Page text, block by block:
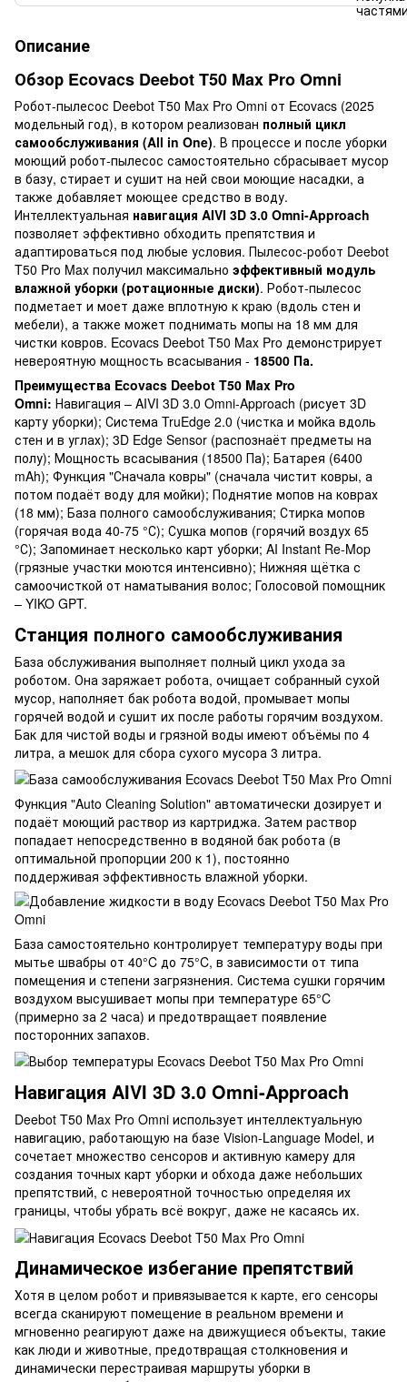
Описание
Обзор Ecovacs Deebot T50 Max Pro Omni
Робот-пылесос Deebot T50 Max Pro Omni от Ecovacs (2025
модельный год), в котором реализован полный цикл
самообслуживания (All in One). В процессе и после уборки
моющий робот-пылесос самостоятельно сбрасывает мусор
в базу, стирает и сушит на ней свои моющие насадки, а
также добавляет моющее средство в воду.
Интеллектуальная навигация AIVI 3D 3.0 Omni-Approach
позволяет эффективно обходить препятствия и
адаптироваться под любые условия. Пылесос-робот Deebot
T50 Pro Max получил максимально эффективный модуль
влажной уборки (ротационные диски). Робот-пылесос
подметает и моет даже вплотную к краю (вдоль стен и
мебели), а также может поднимать мопы на 18 мм для
чистки ковров. Ecovacs Deebot T50 Max Pro демонстрирует
невероятную мощность всасывания - 18500 Па.
Преимущества Ecovacs Deebot T50 Max Pro
Omni: Навигация – AIVI 3D 3.0 Omni-Approach (рисует 3D
карту уборки); Система TruEdge 2.0 (чистка и мойка вдоль
стен и в углах); 3D Edge Sensor (распознаёт предметы на
полу); Мощность всасывания (18500 Па); Батарея (6400
mAh); Функция "Сначала ковры" (сначала чистит ковры, а
потом подаёт воду для мойки); Поднятие мопов на коврах
(18 мм); База полного самообслуживания; Стирка мопов
(горячая вода 40-75 °С); Сушка мопов (горячий воздух 65
°С); Запоминает несколько карт уборки; AI Instant Re-Mop
(грязные участки моются интенсивно); Нижняя щётка с
самоочисткой от наматывания волос; Голосовой помощник
– YIKO GPT.
Станция полного самообслуживания
База обслуживания выполняет полный цикл ухода за
роботом. Она заряжает робота, очищает собранный сухой
мусор, наполняет бак робота водой, промывает мопы
горячей водой и сушит их после работы горячим воздухом.
Бак для чистой воды и грязной воды имеют объёмы по 4
литра, а мешок для сбора сухого мусора 3 литра.
Функция "Auto Cleaning Solution" автоматически дозирует и
подаёт моющий раствор из картриджа. Затем раствор
попадает непосредственно в водяной бак робота (в
оптимальной пропорции 200 к 1), постоянно
поддерживая эффективность влажной уборки.
База самостоятельно контролирует температуру воды при
мытье швабры от 40°C до 75°C, в зависимости от типа
помещения и степени загрязнения. Система сушки горячим
воздухом высушивает мопы при температуре 65°C
(примерно за 2 часа) и предотвращает появление
посторонних запахов.
Навигация AIVI 3D 3.0 Omni-Approach
Deebot T50 Max Pro Omni использует интеллектуальную
навигацию, работающую на базе Vision-Language Model, и
сочетает множество сенсоров и активную камеру для
создания точных карт уборки и обхода даже небольших
препятствий, с невероятной точностью определяя их
границы, чтобы убрать всё вокруг, даже не касаясь их.
Динамическое избегание препятствий
Хотя в целом робот и привязывается к карте, его сенсоры
всегда сканируют помещение в реальном времени и
мгновенно реагируют даже на движущиеся объекты, такие
как люди и животные, предотвращая столкновения и
динамически перестраивая маршруты уборки в